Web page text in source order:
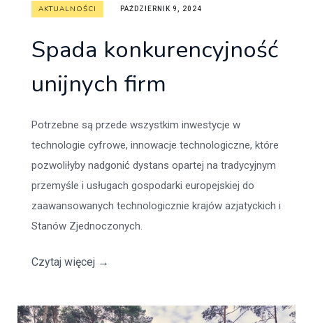
AKTUALNOŚCI PAŹDZIERNIK 9, 2024
Spada konkurencyjność
unijnych firm
Potrzebne są przede wszystkim inwestycje w
technologie cyfrowe, innowacje technologiczne, które
pozwoliłyby nadgonić dystans opartej na tradycyjnym
przemyśle i usługach gospodarki europejskiej do
zaawansowanych technologicznie krajów azjatyckich i
Stanów Zjednoczonych.
Czytaj więcej →